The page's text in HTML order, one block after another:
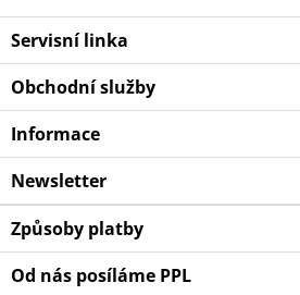
Servisní linka
Obchodní služby
Informace
Newsletter
Způsoby platby
Od nás posíláme PPL